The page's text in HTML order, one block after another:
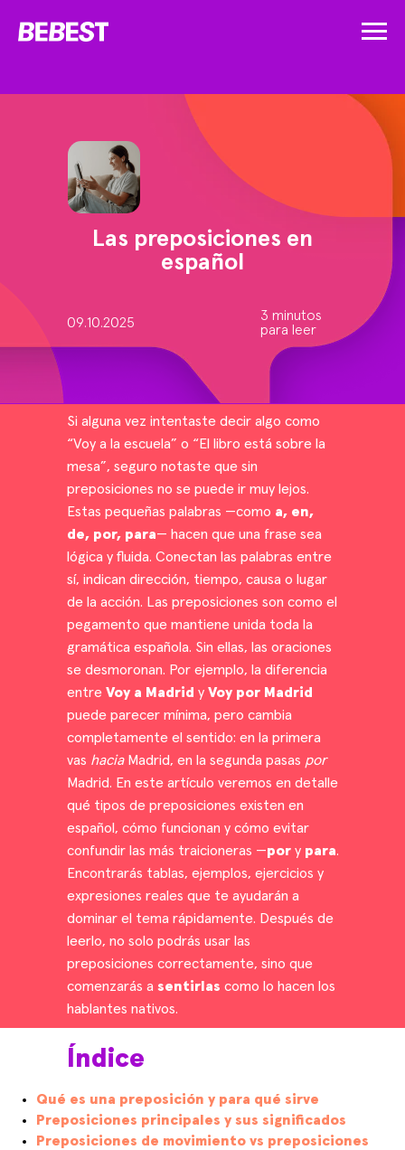
Las preposiciones en
español
09.10.2025
3 minutos
para leer
Si alguna vez intentaste decir algo como
“Voy a la escuela” o “El libro está sobre la
mesa”, seguro notaste que sin
preposiciones no se puede ir muy lejos.
Estas pequeñas palabras —como a, en,
de, por, para— hacen que una frase sea
lógica y fluida. Conectan las palabras entre
sí, indican dirección, tiempo, causa o lugar
de la acción. Las preposiciones son como el
pegamento que mantiene unida toda la
gramática española. Sin ellas, las oraciones
se desmoronan. Por ejemplo, la diferencia
entre Voy a Madrid y Voy por Madrid
puede parecer mínima, pero cambia
completamente el sentido: en la primera
vas haciaMadrid, en la segunda pasas por
Madrid. En este artículo veremos en detalle
qué tipos de preposiciones existen en
español, cómo funcionan y cómo evitar
confundir las más traicioneras —por y para.
Encontrarás tablas, ejemplos, ejercicios y
expresiones reales que te ayudarán a
dominar el tema rápidamente. Después de
leerlo, no solo podrás usar las
preposiciones correctamente, sino que
comenzarás a sentirlas como lo hacen los
hablantes nativos.
Índice
Qué es una preposición y para qué sirve
Preposiciones principales y sus significados
Preposiciones de movimiento vs preposiciones